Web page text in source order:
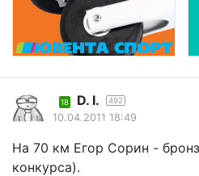
18 D. I. 492
10.04.2011 18:49
На 70 км Егор Сорин -
конкурса).